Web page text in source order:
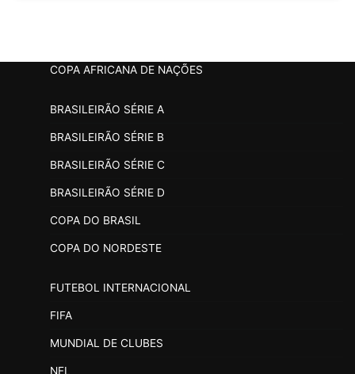
COPA AFRICANA DE NAÇÕES
BRASILEIRÃO SÉRIE A
BRASILEIRÃO SÉRIE B
BRASILEIRÃO SÉRIE C
BRASILEIRÃO SÉRIE D
COPA DO BRASIL
COPA DO NORDESTE
FUTEBOL INTERNACIONAL
FIFA
MUNDIAL DE CLUBES
NFL